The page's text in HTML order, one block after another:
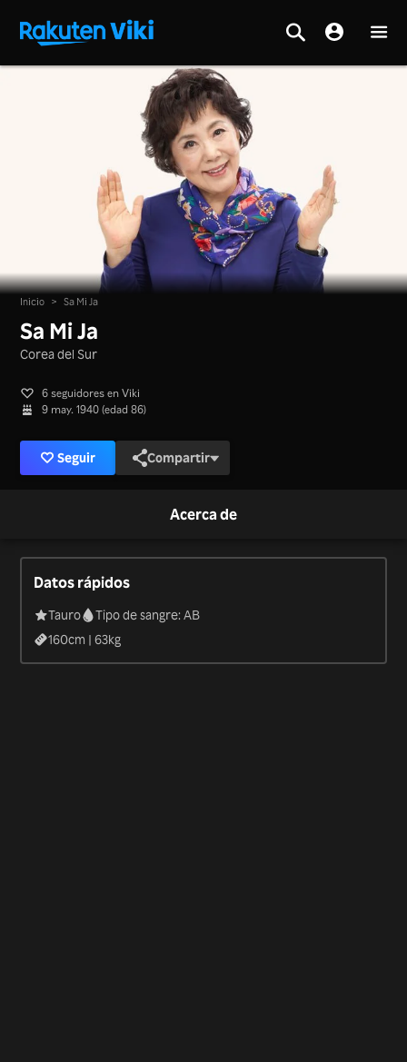
Inicio > Sa Mi Ja
Sa Mi Ja
Corea del Sur
6 seguidores en Viki
9 may. 1940 (edad 86)
Seguir Compartir
Acerca de
Datos rápidos
Tauro
Tipo de sangre: AB
160cm |63kg